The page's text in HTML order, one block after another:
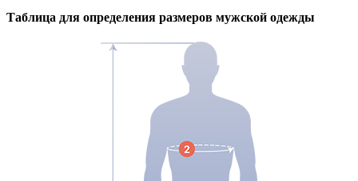
Таблица для определения размеров мужской одежды